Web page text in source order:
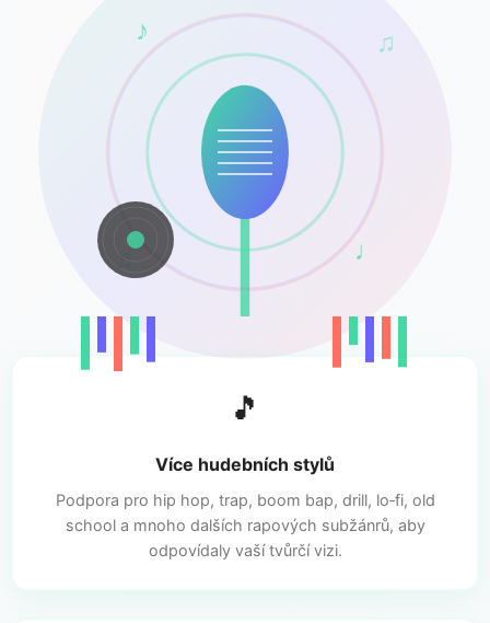
🎵
Více hudebních stylů
Podpora pro hip hop, trap, boom bap, drill, lo‑fi, old
school a mnoho dalších rapových subžánrů, aby
odpovídaly vaší tvůrčí vizi.
♪
♫
♬
♩